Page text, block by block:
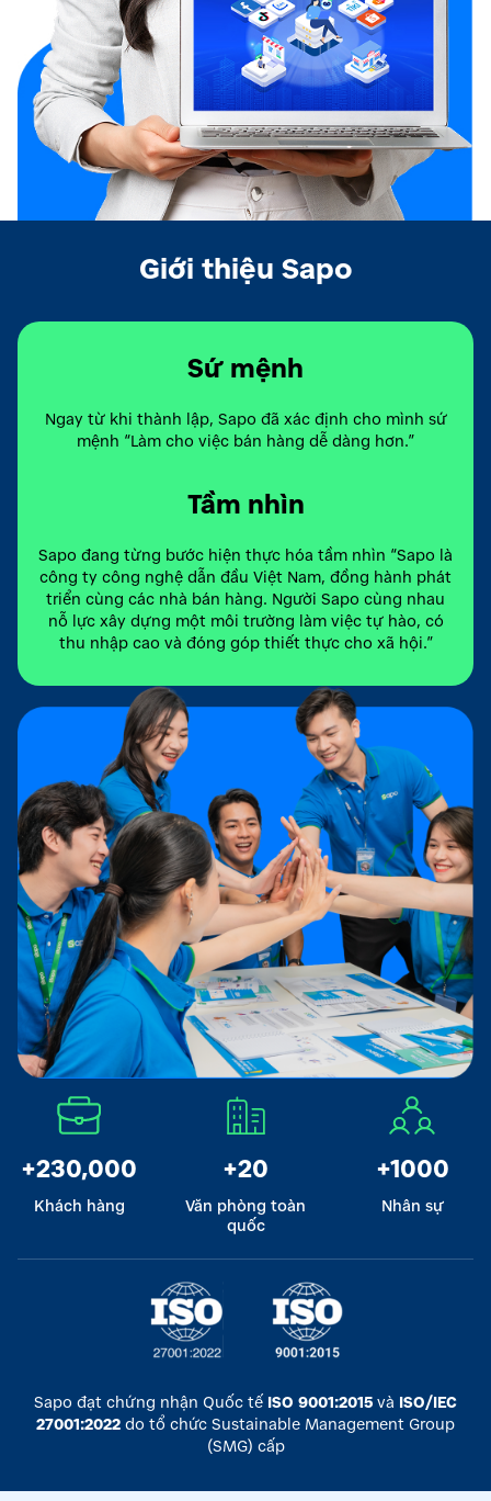
Giới thiệu Sapo
Sứ mệnh
Ngay từ khi thành lập, Sapo đã xác định cho mình sứ
mệnh “Làm cho việc bán hàng dễ dàng hơn.”
Tầm nhìn
Sapo đang từng bước hiện thực hóa tầm nhìn “Sapo là
công ty công nghệ dẫn đầu Việt Nam, đồng hành phát
triển cùng các nhà bán hàng. Người Sapo cùng nhau
nỗ lực xây dựng một môi trường làm việc tự hào, có
thu nhập cao và đóng góp thiết thực cho xã hội.”
+230,000
Khách hàng
+20
Văn phòng toàn
quốc
+1000
Nhân sự
Sapo đạt chứng nhận Quốc tế ISO 9001:2015 và ISO/IEC
27001:2022 do tổ chức Sustainable Management Group
(SMG) cấp